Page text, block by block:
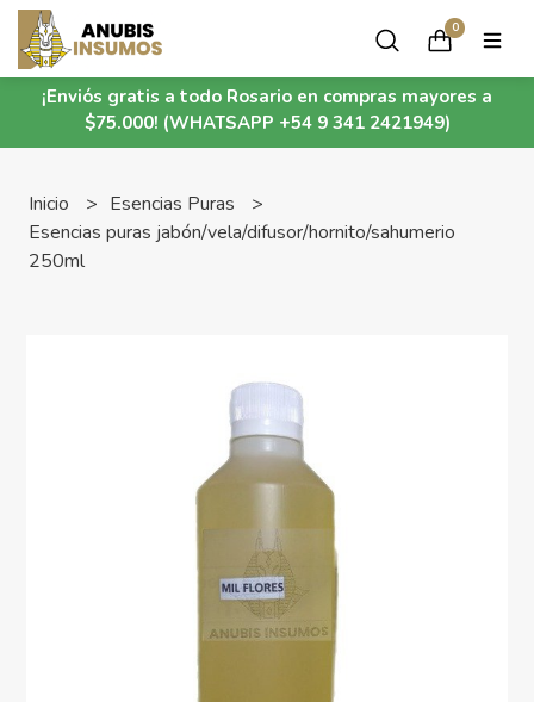
¡Enviós gratis a todo Rosario en compras mayores a
$75.000! (WHATSAPP +54 9 341 2421949)
0
Inicio
Esencias Puras
Esencias puras jabón/vela/difusor/hornito/sahumerio
250ml